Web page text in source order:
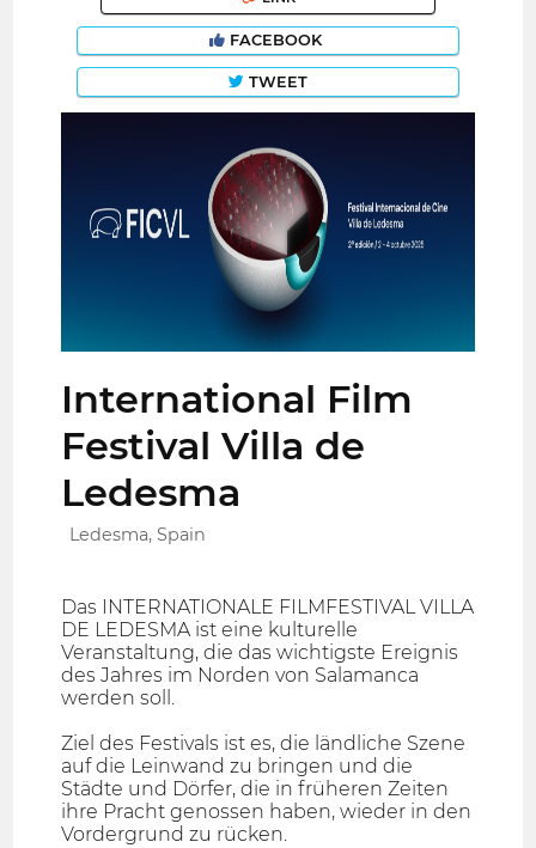
FACEBOOK
TWEET
International Film
Festival Villa de
Ledesma
Ledesma, Spain
Das INTERNATIONALE FILMFESTIVAL VILLA
DE LEDESMA ist eine kulturelle
Veranstaltung, die das wichtigste Ereignis
des Jahres im Norden von Salamanca
werden soll.
Ziel des Festivals ist es, die ländliche Szene
auf die Leinwand zu bringen und die
Städte und Dörfer, die in früheren Zeiten
ihre Pracht genossen haben, wieder in den
Vordergrund zu rücken.